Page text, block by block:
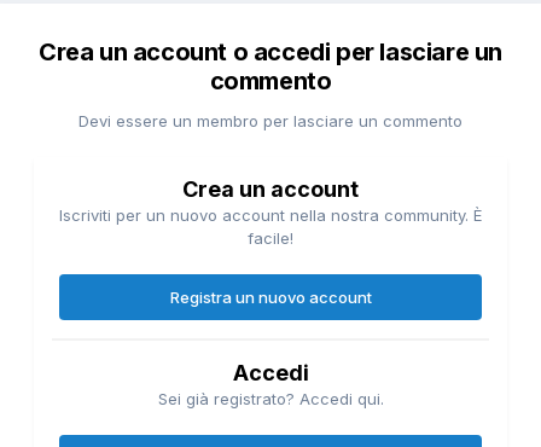
Crea un account o accedi per lasciare un
commento
Devi essere un membro per lasciare un commento
Crea un account
Iscriviti per un nuovo account nella nostra community. È
facile!
Registra un nuovo account
Accedi
Sei già registrato? Accedi qui.